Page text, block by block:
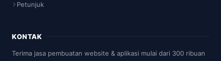
Petunjuk
KONTAK
Terima jasa pembuatan website & aplikasi mulai dari 300 ribuan